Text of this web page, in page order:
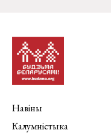
Навіны
Калумністыка